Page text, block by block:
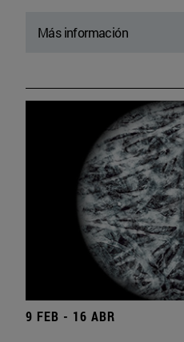
Más información
9 FEB - 16 ABR